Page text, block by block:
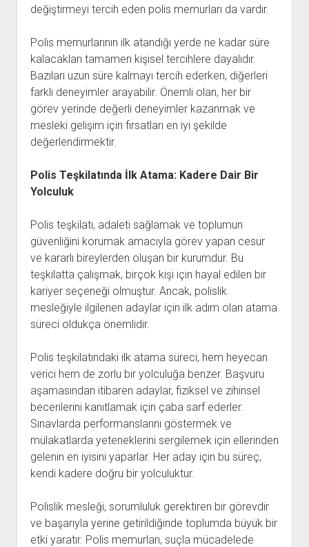
değiştirmeyi tercih eden polis memurları da vardır.
Polis memurlarının ilk atandığı yerde ne kadar süre
kalacakları tamamen kişisel tercihlere dayalıdır.
Bazıları uzun süre kalmayı tercih ederken, diğerleri
farklı deneyimler arayabilir. Önemli olan, her bir
görev yerinde değerli deneyimler kazanmak ve
mesleki gelişim için fırsatları en iyi şekilde
değerlendirmektir.
Polis Teşkilatında İlk Atama: Kadere Dair Bir
Yolculuk
Polis teşkilatı, adaleti sağlamak ve toplumun
güvenliğini korumak amacıyla görev yapan cesur
ve kararlı bireylerden oluşan bir kurumdur. Bu
teşkilatta çalışmak, birçok kişi için hayal edilen bir
kariyer seçeneği olmuştur. Ancak, polislik
mesleğiyle ilgilenen adaylar için ilk adım olan atama
süreci oldukça önemlidir.
Polis teşkilatındaki ilk atama süreci, hem heyecan
verici hem de zorlu bir yolculuğa benzer. Başvuru
aşamasından itibaren adaylar, fiziksel ve zihinsel
becerilerini kanıtlamak için çaba sarf ederler.
Sınavlarda performanslarını göstermek ve
mülakatlarda yeteneklerini sergilemek için ellerinden
gelenin en iyisini yaparlar. Her aday için bu süreç,
kendi kadere doğru bir yolculuktur.
Polislik mesleği, sorumluluk gerektiren bir görevdir
ve başarıyla yerine getirildiğinde toplumda büyük bir
etki yaratır. Polis memurları, suçla mücadelede